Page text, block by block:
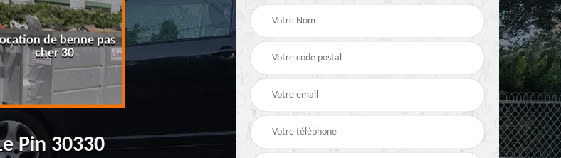
de benne pas
cher 30
Location de camion
benne 30
Entreprise de
terrassement 30
Epaviste 30
Pin 30330